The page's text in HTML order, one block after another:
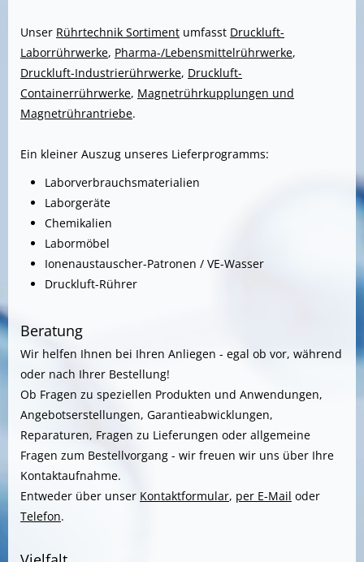
Unser Rührtechnik Sortiment umfasst Druckluft-
Laborrührwerke, Pharma-/Lebensmittelrührwerke,
Druckluft-Industrierührwerke, Druckluft-
Containerrührwerke, Magnetrührkupplungen und
Magnetrührantriebe.
Ein kleiner Auszug unseres Lieferprogramms:
Laborverbrauchsmaterialien
Laborgeräte
Chemikalien
Labormöbel
Ionenaustauscher-Patronen / VE-Wasser
Druckluft-Rührer
Beratung
Wir helfen Ihnen bei Ihren Anliegen - egal ob vor, während
oder nach Ihrer Bestellung!
Ob Fragen zu speziellen Produkten und Anwendungen,
Angebotserstellungen, Garantieabwicklungen,
Reparaturen, Fragen zu Lieferungen oder allgemeine
Fragen zum Bestellvorgang - wir freuen wir uns über Ihre
Kontaktaufnahme.
Entweder über unser Kontaktformular, per E-Mail oder
Telefon.